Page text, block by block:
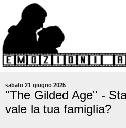
sabato 21 giugno 2025
"The Gilded Age" -
vale la tua famiglia?